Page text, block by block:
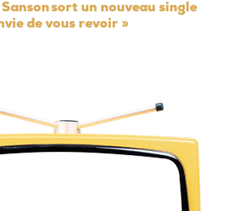
sort un nouveau single
de vous revoir »